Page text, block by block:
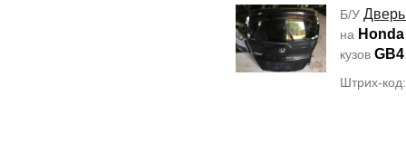
Б/У
на
кузов GB4
Штрих-